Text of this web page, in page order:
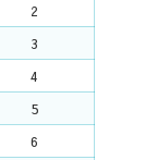
2
3
4
5
6